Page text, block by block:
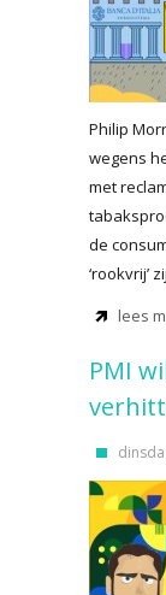
Philip
wegens
met
de
‘rookvrij’
lees
PMI